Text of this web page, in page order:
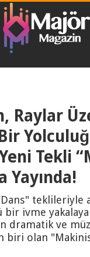
Raylar
Tekli
Yayında!
Dans" teklileriyle
bir ivme
dramatik ve
biri olan